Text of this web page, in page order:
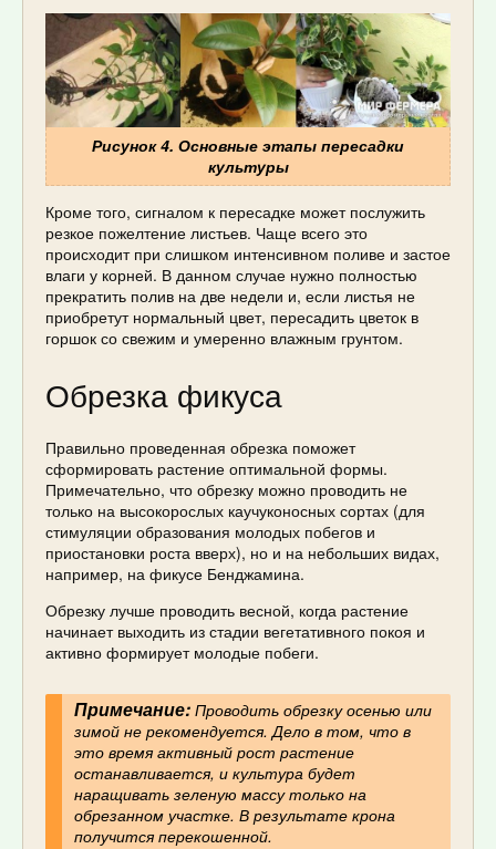
Рисунок 4. Основные этапы пересадки
культуры
Кроме того, сигналом к пересадке может послужить
резкое пожелтение листьев. Чаще всего это
происходит при слишком интенсивном поливе и застое
влаги у корней. В данном случае нужно полностью
прекратить полив на две недели и, если листья не
приобретут нормальный цвет, пересадить цветок в
горшок со свежим и умеренно влажным грунтом.
Обрезка фикуса
Правильно проведенная обрезка поможет
сформировать растение оптимальной формы.
Примечательно, что обрезку можно проводить не
только на высокорослых каучуконосных сортах (для
стимуляции образования молодых побегов и
приостановки роста вверх), но и на небольших видах,
например, на фикусе Бенджамина.
Обрезку лучше проводить весной, когда растение
начинает выходить из стадии вегетативного покоя и
активно формирует молодые побеги.
Примечание:Проводить обрезку осенью или
зимой не рекомендуется. Дело в том, что в
это время активный рост растение
останавливается, и культура будет
наращивать зеленую массу только на
обрезанном участке. В результате крона
получится перекошенной.